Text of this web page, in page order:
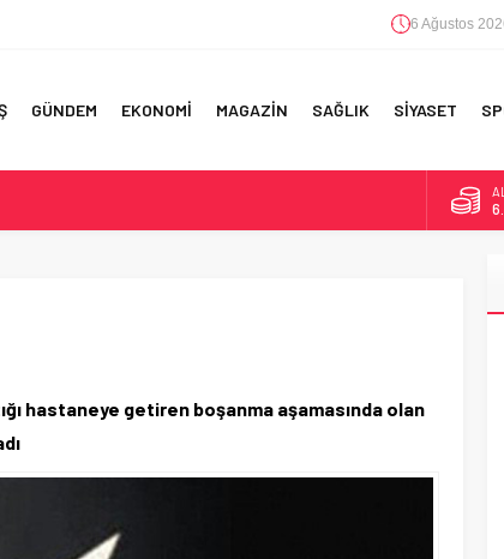
6 Ağustos
GÜNDEM EKONOMİ MAGAZİN SAĞLIK SİYASET
hastaneye getiren boşanma aşamasında olan